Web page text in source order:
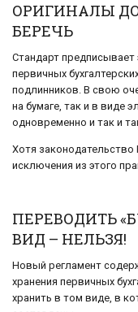
ОРИГИНАЛЫ
БЕРЕЧЬ
Стандарт предписывает
первичных
подлинников. В свою
на бумаге, так и в виде
одновременно и так и
Хотя
исключения из этого
ПЕРЕВОДИТЬ
ВИД – НЕЛЬЗЯ!
Новый регламент
хранения первичных
хранить в том виде, в